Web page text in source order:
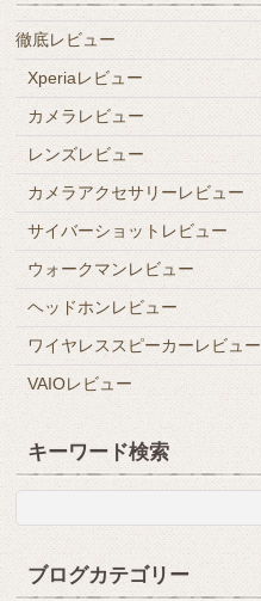
徹底レビュー
Xperiaレビュー
カメラレビュー
レンズレビュー
カメラアクセサリーレビュー
サイバーショットレビュー
ウォークマンレビュー
ヘッドホンレビュー
ワイヤレススピーカーレビュー
VAIOレビュー
キーワード検索
ブログカテゴリー